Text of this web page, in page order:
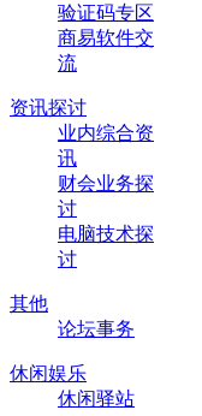
验证码专区
商易软件交
流
资讯探讨
业内综合资
讯
财会业务探
讨
电脑技术探
讨
其他
论坛事务
休闲娱乐
休闲驿站